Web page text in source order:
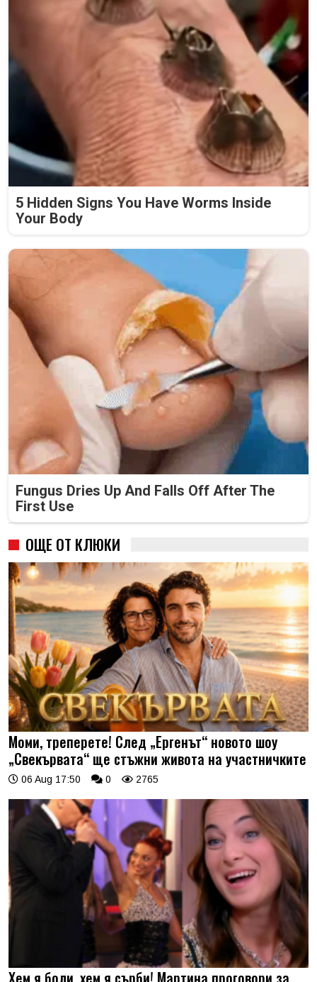
5 Hidden Signs You Have Worms Inside
Your Body
Fungus Dries Up And Falls Off After The
First Use
ОЩЕ ОТ КЛЮКИ
Моми, треперете! След „Ергенът“ новото шоу
„Свекървата“ ще стъжни живота на участничките
06 Aug 17:50 0 2765